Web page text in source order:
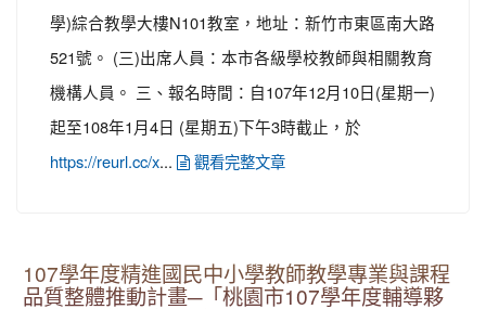
學)綜合教學大樓N101教室，地址：新竹市東區南大路
521號。 (三)出席人員：本市各級學校教師與相關教育
機構人員。 三、報名時間：自107年12月10日(星期一)
起至108年1月4日 (星期五)下午3時截止，於
https://reurl.cc/x... 觀看完整文章
107學年度精進國民中小學教師教學專業與課程
品質整體推動計畫─「桃園市107學年度輔導夥